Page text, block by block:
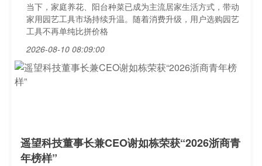
当下，家庭养花、阳台种菜已成为主流居家生活方式，带动
家用园艺工具市场持续升温。随着消费升级，用户选购园艺
工具不再单纯比拼价格
2026-08-10 08:09:00
遥望科技董事长兼CEO谢如栋荣获“2026浙商青
年榜样”